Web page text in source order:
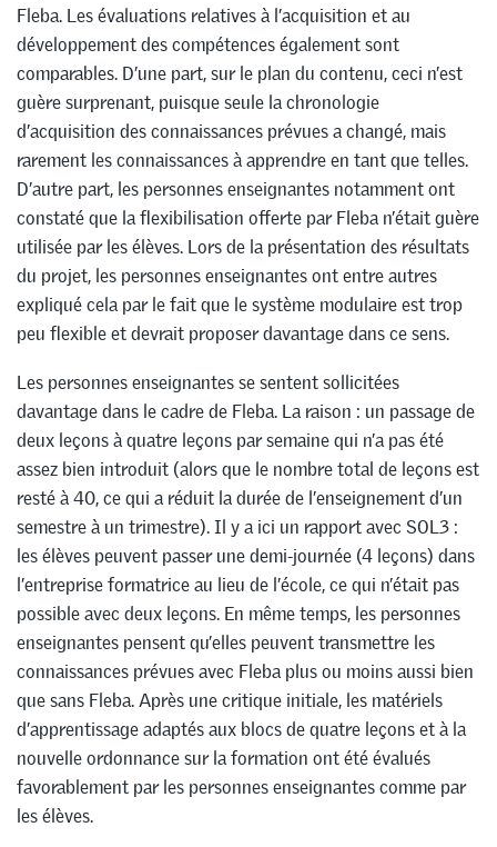
Fleba. Les évaluations relatives à l’acquisition et au
développement des compétences également sont
comparables. D’une part, sur le plan du contenu, ceci n’est
guère surprenant, puisque seule la chronologie
d’acquisition des connaissances prévues a changé, mais
rarement les connaissances à apprendre en tant que telles.
D’autre part, les personnes enseignantes notamment ont
constaté que la flexibilisation offerte par Fleba n’était guère
utilisée par les élèves. Lors de la présentation des résultats
du projet, les personnes enseignantes ont entre autres
expliqué cela par le fait que le système modulaire est trop
peu flexible et devrait proposer davantage dans ce sens.
Les personnes enseignantes se sentent sollicitées
davantage dans le cadre de Fleba. La raison : un passage de
deux leçons à quatre leçons par semaine qui n’a pas été
assez bien introduit (alors que le nombre total de leçons est
resté à 40, ce qui a réduit la durée de l’enseignement d’un
semestre à un trimestre). Il y a ici un rapport avec SOL3 :
les élèves peuvent passer une demi-journée (4 leçons) dans
l’entreprise formatrice au lieu de l’école, ce qui n’était pas
possible avec deux leçons. En même temps, les personnes
enseignantes pensent qu’elles peuvent transmettre les
connaissances prévues avec Fleba plus ou moins aussi bien
que sans Fleba. Après une critique initiale, les matériels
d’apprentissage adaptés aux blocs de quatre leçons et à la
nouvelle ordonnance sur la formation ont été évalués
favorablement par les personnes enseignantes comme par
les élèves.